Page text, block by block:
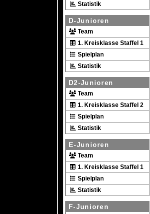
Statistik
D-Junioren
Team
1. Kreisklasse Staffel 1
Spielplan
Statistik
D2-Junioren
Team
1. Kreisklasse Staffel 2
Spielplan
Statistik
E-Junioren
Team
1. Kreisklasse Staffel 1
Spielplan
Statistik
F-Junioren